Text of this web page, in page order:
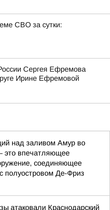
СВО за сутки:
Сергея Ефремова
Ирине Ефремовой
над заливом Амур во
это впечатляющее
соединяющее
полуостровом Де-Фриз
атаковали Краснодарский